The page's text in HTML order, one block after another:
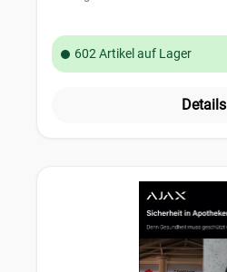
602 Artikel auf Lager
Details